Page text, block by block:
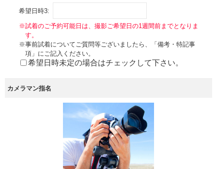
希望日時3:
※試着のご予約可能日は、撮影ご希望日の1週間前までとなりま
す。
※事前試着についてご質問等ございましたら、「備考・特記事
項」にご記入ください。
希望日時未定の場合はチェックして下さい。
カメラマン指名